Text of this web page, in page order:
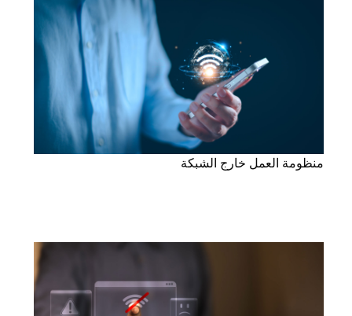
منظومة العمل خارج الشبكة